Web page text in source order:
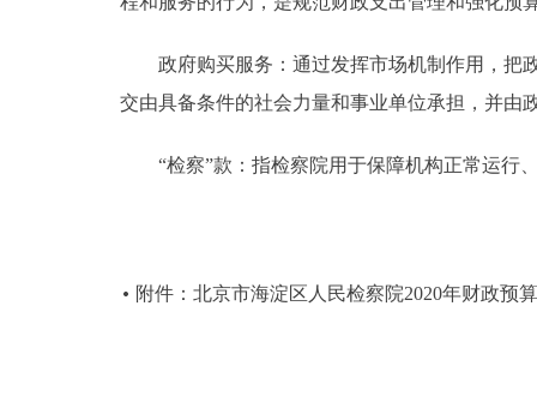
政府购买服务：通过发挥市场机制作用，把政
交由具备条件的社会力量和事业单位承担，并由
“检察”款：指检察院用于保障机构正常运行
附件：北京市海淀区人民检察院2020年财政预